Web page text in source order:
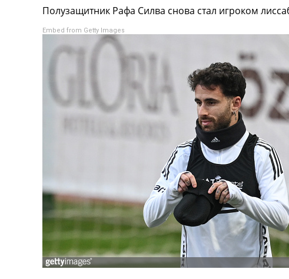
Турниры
Чемпионат Мира
Украина. Премьер-Лига
Украина. Первая Лига
Лига Чемпионов
Англия. Премьер Лига
Испания. Ла Лига
Другие Турниры >>>
Таблицы
Таблицы групп Чемпионата Мира
Украина. Премьер-Лига
Украина. Первая Лига
Лига Чемпионов. Таблицы групп
Англия. Премьер-Лига
Испания. Ла Лига
Все таблицы >>>
Рейтинги
Рейтинг стран УЕФА
Рейтинг клубов УЕФА
Рейтинг ФИФА
ТВ программа
Полузащитник Рафа Силва снова стал игроком
Embed from Getty Images